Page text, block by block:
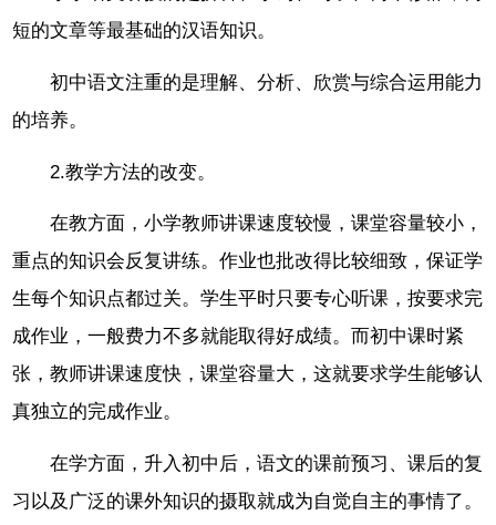
短的文章等最基础的汉语知识。
初中语文注重的是理解、分析、欣赏与综合运用能力
的培养。
2.教学方法的改变。
在教方面，小学教师讲课速度较慢，课堂容量较小，
重点的知识会反复讲练。作业也批改得比较细致，保证学
生每个知识点都过关。学生平时只要专心听课，按要求完
成作业，一般费力不多就能取得好成绩。而初中课时紧
张，教师讲课速度快，课堂容量大，这就要求学生能够认
真独立的完成作业。
在学方面，升入初中后，语文的课前预习、课后的复
习以及广泛的课外知识的摄取就成为自觉自主的事情了。